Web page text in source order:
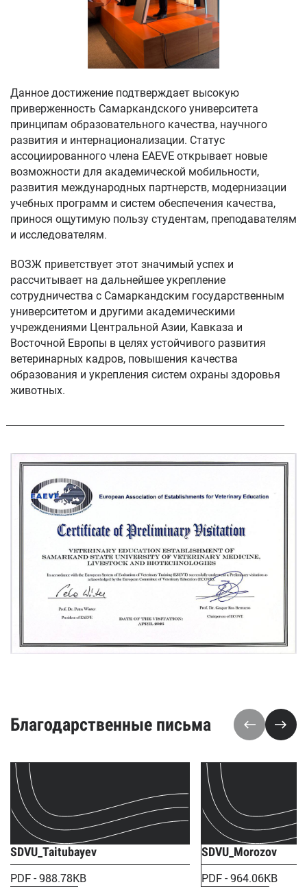
Данное достижение подтверждает высокую
приверженность Самаркандского университета
принципам образовательного качества, научного
развития и интернационализации. Статус
ассоциированного члена EAEVE открывает новые
возможности для академической мобильности,
развития международных партнерств, модернизации
учебных программ и систем обеспечения качества,
принося ощутимую пользу студентам, преподавателям
и исследователям.
ВОЗЖ приветствует этот значимый успех и
рассчитывает на дальнейшее укрепление
сотрудничества с Самаркандским государственным
университетом и другими академическими
учреждениями Центральной Азии, Кавказа и
Восточной Европы в целях устойчивого развития
ветеринарных кадров, повышения качества
образования и укрепления систем охраны здоровья
животных.
Благодарственные письма
SDVU_Taitubayev
PDF - 988.78KB
SDVU_Morozov
PDF - 964.06KB